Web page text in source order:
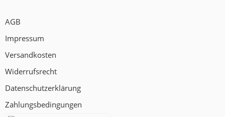
AGB
Impressum
Versandkosten
Widerrufsrecht
Datenschutzerklärung
Zahlungsbedingungen